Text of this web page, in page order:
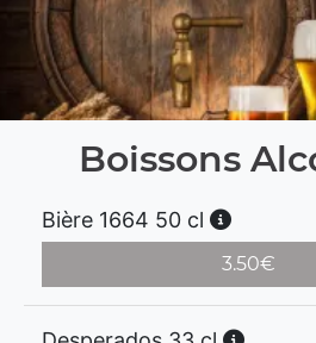
Boissons
Bière 1664 50 cl
3.50€